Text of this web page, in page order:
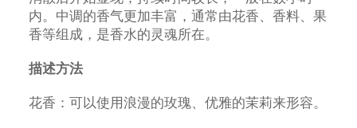
内。中调的香气更加丰富，通常由花香、香料、果
香等组成，是香水的灵魂所在。
描述方法
花香：可以使用浪漫的玫瑰、优雅的茉莉来形容。